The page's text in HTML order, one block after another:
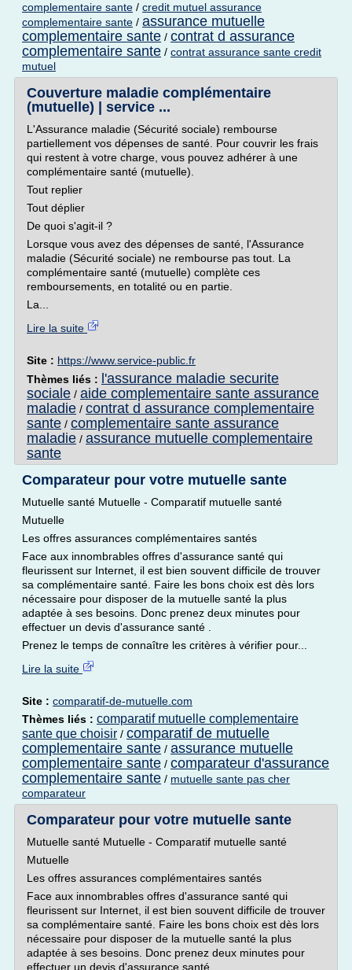
complementaire sante / credit mutuel assurance
complementaire sante / assurance mutuelle
complementaire sante / contrat d assurance
complementaire sante / contrat assurance sante credit
mutuel
Couverture maladie complémentaire
(mutuelle) | service ...
L'Assurance maladie (Sécurité sociale) rembourse
partiellement vos dépenses de santé. Pour couvrir les frais
qui restent à votre charge, vous pouvez adhérer à une
complémentaire santé (mutuelle).
Tout replier
Tout déplier
De quoi s'agit-il ?
Lorsque vous avez des dépenses de santé, l'Assurance
maladie (Sécurité sociale) ne rembourse pas tout. La
complémentaire santé (mutuelle) complète ces
remboursements, en totalité ou en partie.
La...
Lire la suite
Site : https://www.service-public.fr
Thèmes liés :
l'assurance maladie securite
sociale / aide complementaire sante assurance
maladie / contrat d assurance complementaire
sante / complementaire sante assurance
maladie / assurance mutuelle complementaire
sante
Comparateur pour votre mutuelle sante
Mutuelle santé Mutuelle - Comparatif mutuelle santé
Mutuelle
Les offres assurances complémentaires santés
Face aux innombrables offres d'assurance santé qui
fleurissent sur Internet, il est bien souvent difficile de trouver
sa complémentaire santé. Faire les bons choix est dès lors
nécessaire pour disposer de la mutuelle santé la plus
adaptée à ses besoins. Donc prenez deux minutes pour
effectuer un devis d'assurance santé .
Prenez le temps de connaître les critères à vérifier pour...
Lire la suite
Site : comparatif-de-mutuelle.com
Thèmes liés : comparatif mutuelle complementaire
sante que choisir / comparatif de mutuelle
complementaire sante / assurance mutuelle
complementaire sante / comparateur d'assurance
complementaire sante / mutuelle sante pas cher
comparateur
Comparateur pour votre mutuelle sante
Mutuelle santé Mutuelle - Comparatif mutuelle santé
Mutuelle
Les offres assurances complémentaires santés
Face aux innombrables offres d'assurance santé qui
fleurissent sur Internet, il est bien souvent difficile de trouver
sa complémentaire santé. Faire les bons choix est dès lors
nécessaire pour disposer de la mutuelle santé la plus
adaptée à ses besoins. Donc prenez deux minutes pour
effectuer un devis d'assurance santé .